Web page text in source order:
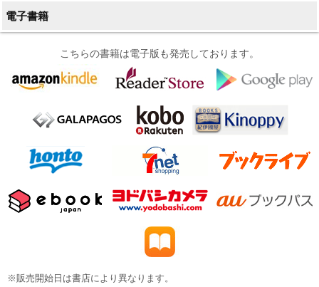
電子書籍
こちらの書籍は電子版も発売しております。
※販売開始日は書店により異なります。